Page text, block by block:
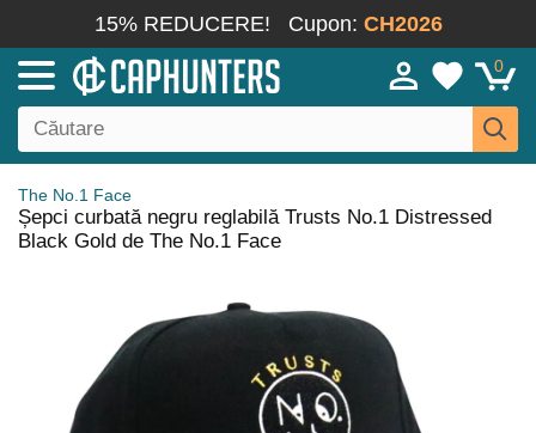
15% REDUCERE! Cupon: CH2026
0
The No.1 Face
Șepci curbată negru reglabilă Trusts No.1 Distressed
Black Gold de The No.1 Face